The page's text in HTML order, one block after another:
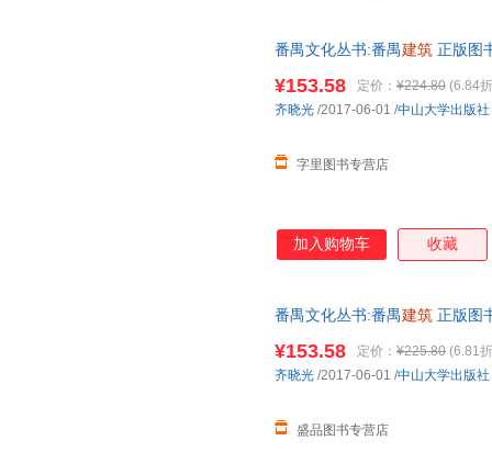
番禺文化丛书:番禺建筑 正版图
¥153.58 定价： ¥224.80 (6.84
字里图书专营店
齐晓光 /2017-06-01 /中山大学出版社
加入购物车 收藏
番禺文化丛书:番禺建筑 正版图
¥153.58 定价： ¥225.80 (6.81
盛品图书专营店
齐晓光 /2017-06-01 /中山大学出版社